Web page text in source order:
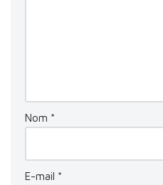
Nom *
E-mail *